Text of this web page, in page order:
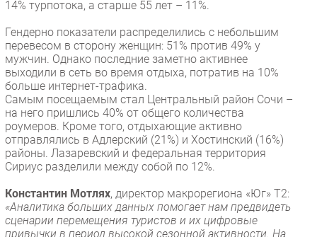
14% турпотока, а старше 55 лет – 11%.
Гендерно показатели распределились с небольшим
перевесом в сторону женщин: 51% против 49% у
мужчин. Однако последние заметно активнее
выходили в сеть во время отдыха, потратив на 10%
больше интернет-трафика.
Самым посещаемым стал Центральный район Сочи –
на него пришлись 40% от общего количества
роумеров. Кроме того, отдыхающие активно
отправлялись в Адлерский (21%) и Хостинский (16%)
районы. Лазаревский и федеральная территория
Сириус разделили между собой по 12%.
Константин Мотлях, директор макрорегиона «Юг» T2:
«Аналитика больших данных помогает нам предвидеть
сценарии перемещения туристов и их цифровые
привычки в период высокой сезонной активности. На